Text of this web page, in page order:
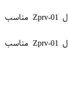
محافظ صفحه نمایش حریم شخصی زیرو مدل Zprv-01 مناسب
محافظ صفحه نمایش حریم شخصی زیرو مدل Zprv-01 مناسب